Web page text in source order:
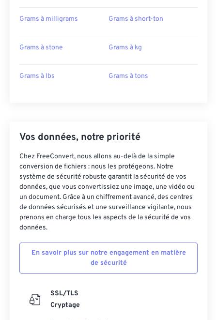
Grams à milligrams Grams à short-ton
Grams à stone Grams à kg
Grams à lbs Grams à tons
Vos données, notre priorité
Chez FreeConvert, nous allons au-delà de la simple
conversion de fichiers : nous les protégeons. Notre
système de sécurité robuste garantit la sécurité de vos
données, que vous convertissiez une image, une vidéo ou
un document. Grâce à un chiffrement avancé, des centres
de données sécurisés et une surveillance vigilante, nous
prenons en charge tous les aspects de la sécurité de vos
données.
En savoir plus sur notre engagement en matière
de sécurité
SSL/TLS
Cryptage